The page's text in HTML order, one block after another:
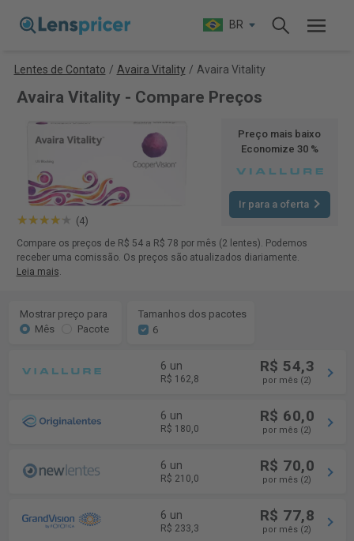
BR
Lentes de Contato / Avaira Vitality / Avaira Vitality
Avaira Vitality - Compare Preços
(4)
Preço mais baixo
Economize 30 %
Ir para a oferta
Compare os preços de R$ 54 a R$ 78 por mês (2 lentes). Podemos
receber uma comissão. Os preços são atualizados diariamente.
Leia mais.
Mostrar preço para
Mês
Pacote
Tamanhos dos pacotes
6
6 un
R$ 162,8
R$ 54,3
por mês (2)
6 un
R$ 180,0
R$ 60,0
por mês (2)
6 un
R$ 210,0
R$ 70,0
por mês (2)
6 un
R$ 233,3
R$ 77,8
por mês (2)